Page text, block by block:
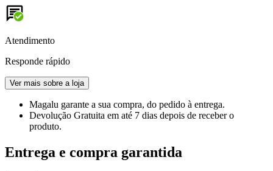
Atendimento
Responde rápido
Ver mais sobre a loja
Magalu garante a sua compra, do pedido à entrega.
Devolução Gratuita em até 7 dias depois de receber o
produto.
Entrega e compra garantida